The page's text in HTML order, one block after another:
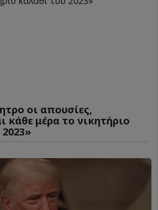
οι απουσίες,
κάθε μέρα το νικητήριο